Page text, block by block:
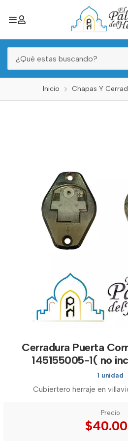
Inicio Chapas Y
Cerradura Puerta
145155005-1( no
1 unidad
Cubiertero herraje en
Precio